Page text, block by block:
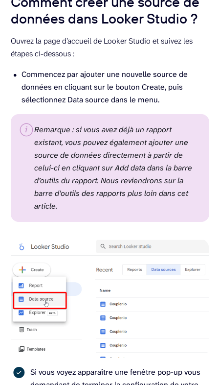
données dans Looker Studio ?
Ouvrez la page d’accueil de Looker Studio et suivez les
étapes ci-dessous :
Commencez par ajouter une nouvelle source de
données en cliquant sur le bouton Create, puis
sélectionnez Data source dans le menu.
Remarque : si vous avez déjà un rapport
existant, vous pouvez également ajouter une
source de données directement à partir de
celui-ci en cliquant sur Add data dans la barre
d’outils du rapport. Nous reviendrons sur la
barre d’outils des rapports plus loin dans cet
article.
Si vous voyez apparaître une fenêtre pop-up vous